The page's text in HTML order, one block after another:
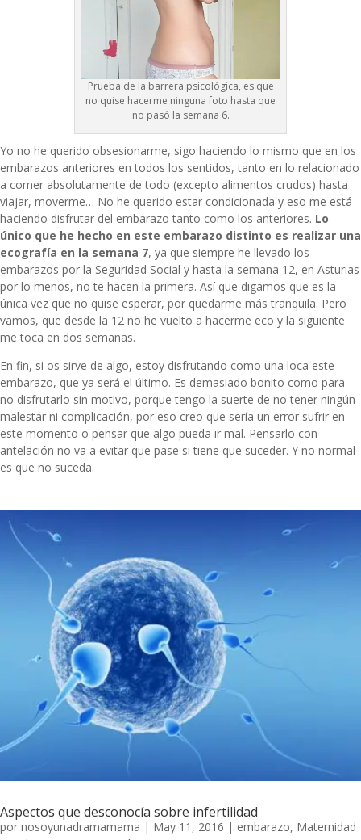
Prueba de la barrera psicológica, es que
no quise hacerme ninguna foto hasta que
no pasó la semana 6.
Yo no he querido obsesionarme, sigo haciendo lo mismo que en los
embarazos anteriores en todos los sentidos, tanto en lo relacionado
a comer absolutamente de todo (excepto alimentos crudos) hasta
viajar, moverme… No he querido estar condicionada y eso me está
haciendo disfrutar del embarazo tanto como los anteriores. Lo
único que he hecho en este embarazo distinto es realizar una
ecografía en la semana 7, ya que siempre he llevado los
embarazos por la Seguridad Social y hasta la semana 12, en Asturias
por lo menos, no te hacen la primera. Así que digamos que es la
única vez que no quise esperar, por quedarme más tranquila. Pero
vamos, que desde la 12 no he vuelto a hacerme eco y la siguiente
me toca en dos semanas.
En fin, si os sirve de algo, estoy disfrutando como una loca este
embarazo, que ya será el último. Es demasiado bonito como para
no disfrutarlo sin motivo, porque tengo la suerte de no tener ningún
malestar ni complicación, por eso creo que sería un error sufrir en
este momento o pensar que algo pueda ir mal. Pensarlo con
antelación no va a evitar que pase si tiene que suceder. Y no normal
es que no suceda.
Aspectos que desconocía sobre infertilidad
por nosoyunadramamama | May 11, 2016 | embarazo, Maternidad